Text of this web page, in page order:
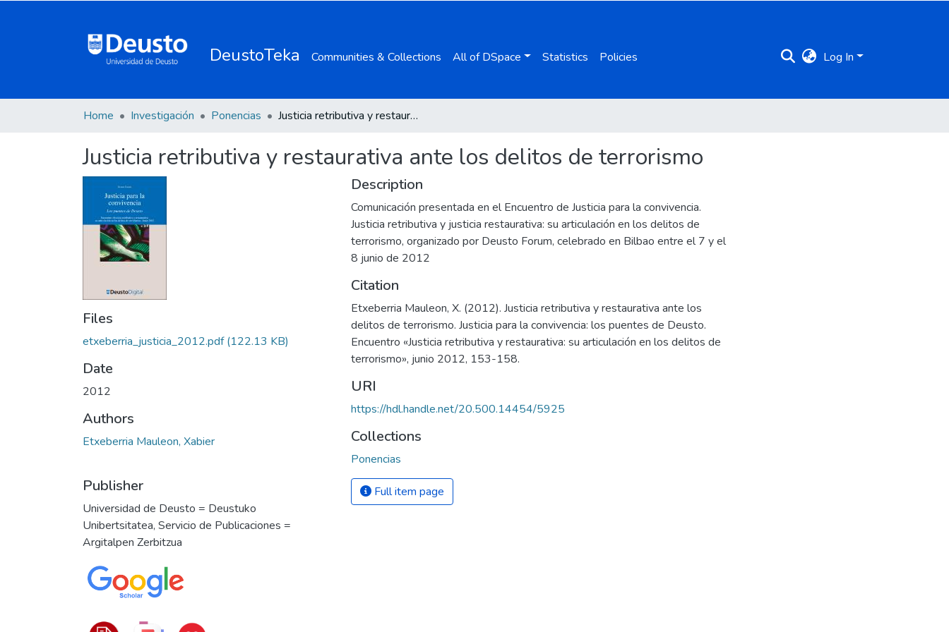
DeustoTeka Communities & Collections All of DSpace Statistics Policies Log In
Home Investigación Ponencias Justicia retributiva y restaurativa ante los delitos de terrorismo
Justicia retributiva y restaurativa ante los delitos de terrorismo
Files
etxeberria_justicia_2012.pdf(122.13 KB)
Date
2012
Authors
Etxeberria Mauleon, Xabier
Publisher
Universidad de Deusto = Deustuko
Unibertsitatea, Servicio de Publicaciones =
Argitalpen Zerbitzua
Description
Comunicación presentada en el Encuentro de Justicia para la convivencia.
Justicia retributiva y justicia restaurativa: su articulación en los delitos de
terrorismo, organizado por Deusto Forum, celebrado en Bilbao entre el 7 y el
8 junio de 2012
Citation
Etxeberria Mauleon, X. (2012). Justicia retributiva y restaurativa ante los
delitos de terrorismo. Justicia para la convivencia: los puentes de Deusto.
Encuentro «Justicia retributiva y restaurativa: su articulación en los delitos de
terrorismo», junio 2012, 153-158.
URI
https://hdl.handle.net/20.500.14454/5925
Collections
Ponencias
Full item page